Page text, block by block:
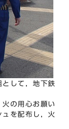
して，地下鉄
の用心お願い
を配布し，火